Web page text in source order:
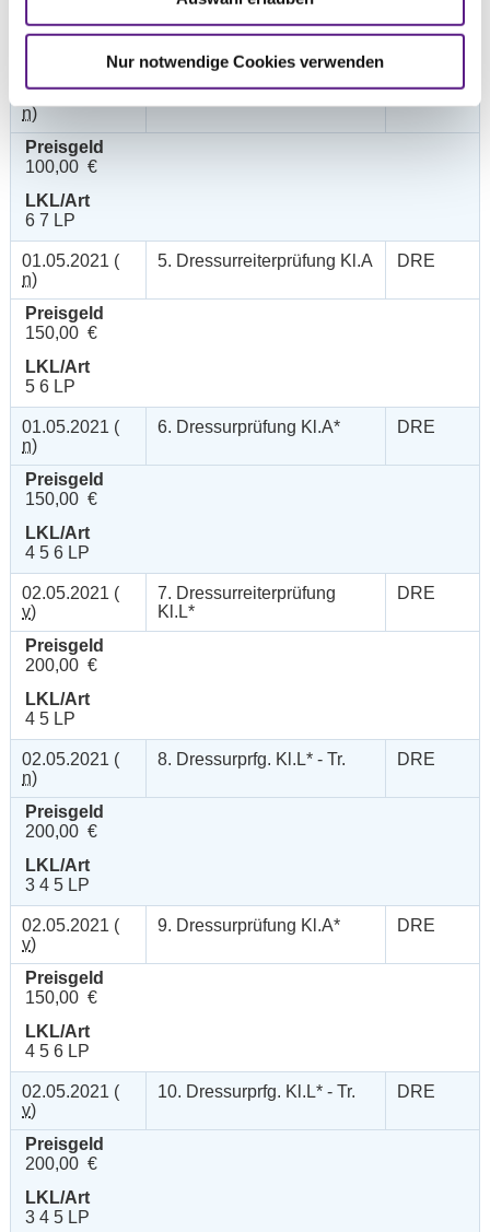
Nur notwendige Cookies verwenden
LKL/Art
1 2 3 4 5 LP
01.05.2021 (
n)
4. Dressurprüfung Kl.E DRE
Preisgeld
100,00 €
LKL/Art
6 7 LP
01.05.2021 (
n)
5. Dressurreiterprüfung Kl.A DRE
Preisgeld
150,00 €
LKL/Art
5 6 LP
01.05.2021 (
n)
6. Dressurprüfung Kl.A* DRE
Preisgeld
150,00 €
LKL/Art
4 5 6 LP
02.05.2021 (
v)
7. Dressurreiterprüfung
Kl.L*
DRE
Preisgeld
200,00 €
LKL/Art
4 5 LP
02.05.2021 (
n)
8. Dressurprfg. Kl.L* - Tr. DRE
Preisgeld
200,00 €
LKL/Art
3 4 5 LP
02.05.2021 (
v)
9. Dressurprüfung Kl.A* DRE
Preisgeld
150,00 €
LKL/Art
4 5 6 LP
02.05.2021 (
v)
10. Dressurprfg. Kl.L* - Tr. DRE
Preisgeld
200,00 €
LKL/Art
3 4 5 LP